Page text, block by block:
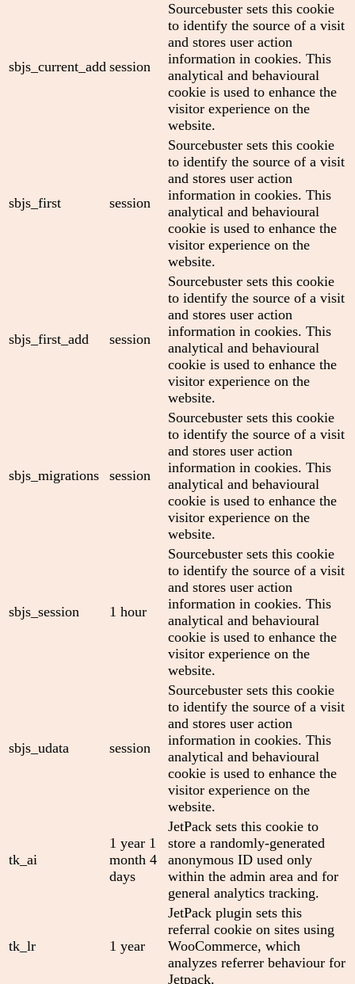
sbjs_current_add session
Sourcebuster sets this cookie
to identify the source of a visit
and stores user action
information in cookies. This
analytical and behavioural
cookie is used to enhance the
visitor experience on the
website.
sbjs_first session
Sourcebuster sets this cookie
to identify the source of a visit
and stores user action
information in cookies. This
analytical and behavioural
cookie is used to enhance the
visitor experience on the
website.
sbjs_first_add session
Sourcebuster sets this cookie
to identify the source of a visit
and stores user action
information in cookies. This
analytical and behavioural
cookie is used to enhance the
visitor experience on the
website.
sbjs_migrations session
Sourcebuster sets this cookie
to identify the source of a visit
and stores user action
information in cookies. This
analytical and behavioural
cookie is used to enhance the
visitor experience on the
website.
sbjs_session 1 hour
Sourcebuster sets this cookie
to identify the source of a visit
and stores user action
information in cookies. This
analytical and behavioural
cookie is used to enhance the
visitor experience on the
website.
sbjs_udata session
Sourcebuster sets this cookie
to identify the source of a visit
and stores user action
information in cookies. This
analytical and behavioural
cookie is used to enhance the
visitor experience on the
website.
tk_ai
1 year 1
month 4
days
JetPack sets this cookie to
store a randomly-generated
anonymous ID used only
within the admin area and for
general analytics tracking.
tk_lr 1 year
JetPack plugin sets this
referral cookie on sites using
WooCommerce, which
analyzes referrer behaviour for
Jetpack.